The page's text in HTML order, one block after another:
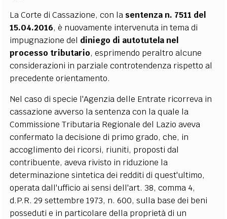
La Corte di Cassazione, con la sentenza n. 7511 del
15.04.2016, è nuovamente intervenuta in tema di
impugnazione del diniego di autotutela nel
processo tributario, esprimendo peraltro alcune
considerazioni in parziale controtendenza rispetto al
precedente orientamento.
Nel caso di specie l'Agenzia delle Entrate ricorreva in
cassazione avverso la sentenza con la quale la
Commissione Tributaria Regionale del Lazio aveva
confermato la decisione di primo grado, che, in
accoglimento dei ricorsi, riuniti, proposti dal
contribuente, aveva rivisto in riduzione la
determinazione sintetica dei redditi di quest'ultimo,
operata dall'ufficio ai sensi dell'art. 38, comma 4,
d.P.R. 29 settembre 1973, n. 600, sulla base dei beni
posseduti e in particolare della proprietà di un